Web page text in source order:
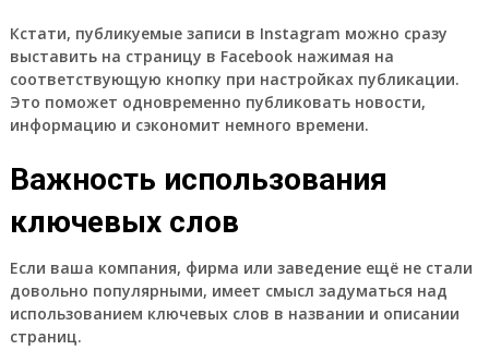
Кстати, публикуемые записи в Instagram можно сразу
выставить на страницу в Facebook нажимая на
соответствующую кнопку при настройках публикации.
Это поможет одновременно публиковать новости,
информацию и сэкономит немного времени.
Важность использования
ключевых слов
Если ваша компания, фирма или заведение ещё не стали
довольно популярными, имеет смысл задуматься над
использованием ключевых слов в названии и описании
страниц.